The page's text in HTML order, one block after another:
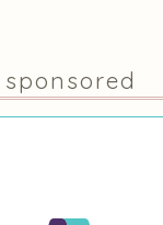
sponsored